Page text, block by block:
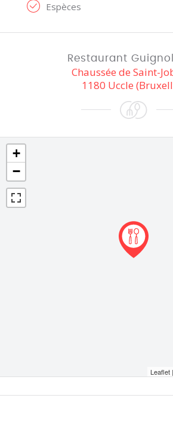
Espèces
Restaurant
Chaussée de Saint-
1180 Uccle
+
−
Leaflet